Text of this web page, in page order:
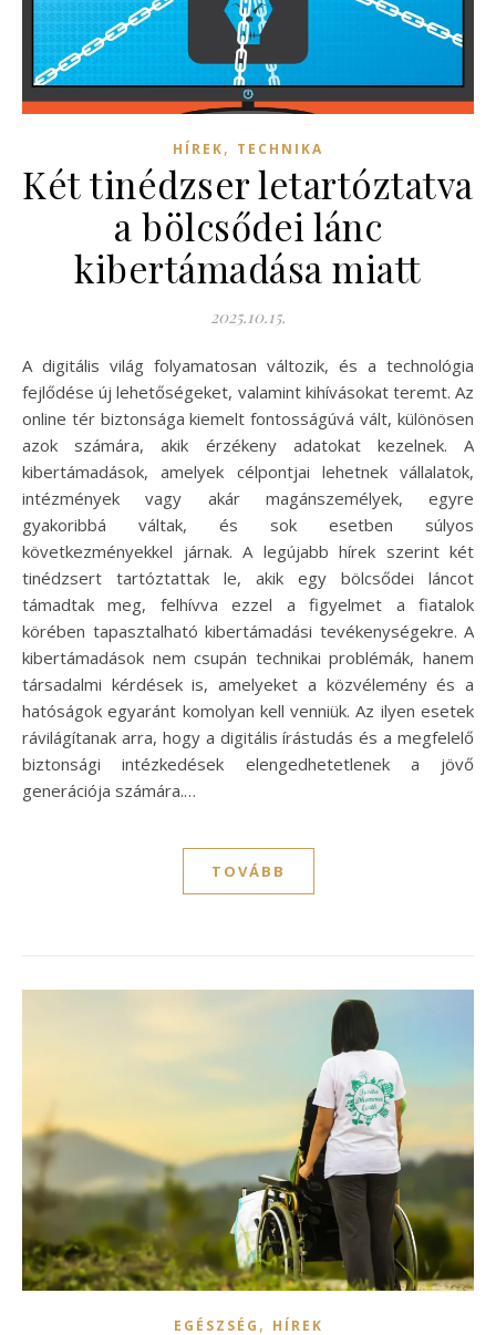
HÍREK, TECHNIKA
Két tinédzser letartóztatva
a bölcsődei lánc
kibertámadása miatt
2025.10.15.
A digitális világ folyamatosan változik, és a technológia
fejlődése új lehetőségeket, valamint kihívásokat teremt. Az
online tér biztonsága kiemelt fontosságúvá vált, különösen
azok számára, akik érzékeny adatokat kezelnek. A
kibertámadások, amelyek célpontjai lehetnek vállalatok,
intézmények vagy akár magánszemélyek, egyre
gyakoribbá váltak, és sok esetben súlyos
következményekkel járnak. A legújabb hírek szerint két
tinédzsert tartóztattak le, akik egy bölcsődei láncot
támadtak meg, felhívva ezzel a figyelmet a fiatalok
körében tapasztalható kibertámadási tevékenységekre. A
kibertámadások nem csupán technikai problémák, hanem
társadalmi kérdések is, amelyeket a közvélemény és a
hatóságok egyaránt komolyan kell venniük. Az ilyen esetek
rávilágítanak arra, hogy a digitális írástudás és a megfelelő
biztonsági intézkedések elengedhetetlenek a jövő
generációja számára.…
TOVÁBB
EGÉSZSÉG , HÍREK